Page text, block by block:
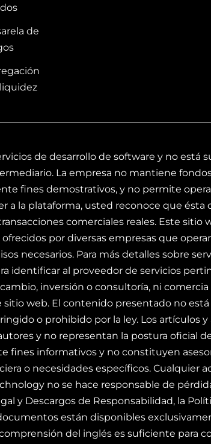
de
de desarrollo de software y no está
La empresa no mantiene
fines demostrativos, y no permite
a la plataforma, usted reconoce que
comerciales reales. Este sitio
por diversas empresas que
necesarios. Para más detalles sobre
identificar al proveedor de servicios
inversión o consultoría, ni
web. El contenido presentado no
o prohibido por la ley. Los artículos
y no representan la postura oficial
fines informativos y no constituyen
o necesidades específicos. Cualquier
no se hace responsable de
y Descargos de Responsabilidad, la
están disponibles
del inglés es suficiente para